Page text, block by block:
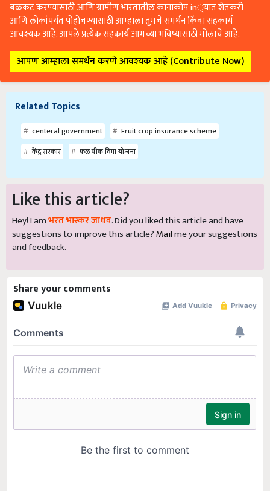
बळकट करण्यासाठी आणि ग्रामीण भारतातील कानाकोप in्यात शेतकरी
आणि लोकांपर्यंत पोहोचण्यासाठी आम्हाला तुमचे समर्थन किंवा सहकार्य
आवश्यक आहे. आपले प्रत्येक सहकार्य आमच्या भविष्यासाठी मोलाचे आहे.
आपण आम्हाला समर्थन करणे आवश्यक आहे (Contribute Now)
Related Topics
centeral government
Fruit crop insurance scheme
केंद्र सरकार
फळ पीक विमा योजना
Like this article?
Hey! I amभरत भास्कर जाधव. Did you liked this article and have
suggestions to improve this article?Mailme your suggestions
and feedback.
Share your comments